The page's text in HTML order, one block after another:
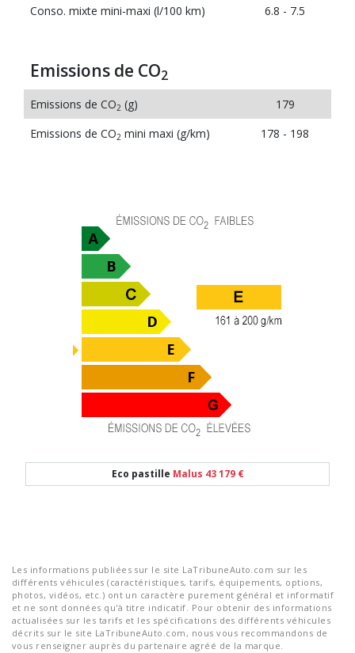
Conso. mixte mini-maxi (l/100 km)
6.8 - 7.5
Emissions de CO2
Emissions de CO2 (g)
179
Emissions de CO2 mini maxi (g/km) 178 - 198
Eco pastille Malus 43 179 €
Les informations publiées sur le site LaTribuneAuto.com sur les
différents véhicules (caractéristiques, tarifs, équipements, options,
photos, vidéos, etc.) ont un caractère purement général et informatif
et ne sont données qu'à titre indicatif. Pour obtenir des informations
actualisées sur les tarifs et les spécifications des différents véhicules
décrits sur le site LaTribuneAuto.com, nous vous recommandons de
vous renseigner auprès du partenaire agréé de la marque.